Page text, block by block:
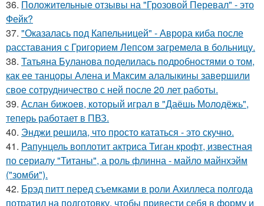
36. Положительные отзывы на "Грозовой Перевал" - это
Фейк?
37. "Оказалась под Капельницей" - Аврора киба после
расставания с Григорием Лепсом загремела в больницу.
38. Татьяна Буланова поделилась подробностями о том,
как ее танцоры Алена и Максим алалыкины завершили
свое сотрудничество с ней после 20 лет работы.
39. Аслан бижоев, который играл в "Даёшь Молодёжь",
теперь работает в ПВЗ.
40. Энджи решила, что просто кататься - это скучно.
41. Рапунцель воплотит актриса Тиган крофт, известная
по сериалу "Титаны", а роль флинна - майло майнхэйм
("зомби").
42. Брэд питт перед съемками в роли Ахиллеса полгода
потратил на подготовку, чтобы привести себя в форму и